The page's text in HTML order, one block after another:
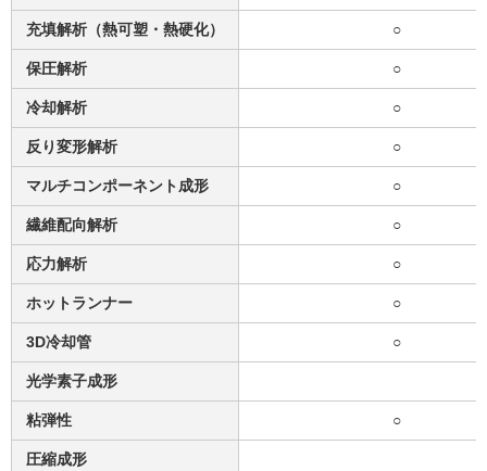
充填解析（熱可塑・熱硬化） ○
保圧解析 ○
冷却解析 ○
反り変形解析 ○
マルチコンポーネント成形 ○
繊維配向解析 ○
応力解析 ○
ホットランナー ○
3D冷却管 ○
光学素子成形
粘弾性 ○
圧縮成形